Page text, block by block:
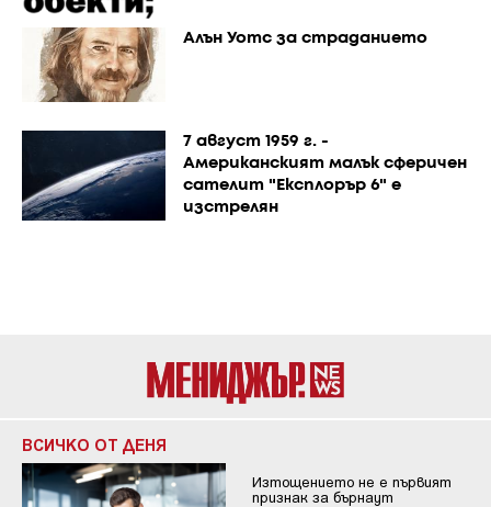
Алън Уотс за страданието
7 август 1959 г. -
Американският малък сферичен
сателит "Експлорър 6" е
изстрелян
ВСИЧКО ОТ ДЕНЯ
Изтощението не е първият
признак за бърнаут